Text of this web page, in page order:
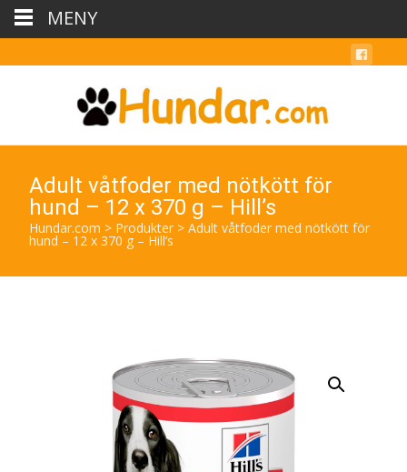
Adult våtfoder med nötkött för
hund – 12 x 370 g – Hill’s
Hundar.com > Produkter > Adult våtfoder med nötkött för
hund – 12 x 370 g – Hill’s
MENY